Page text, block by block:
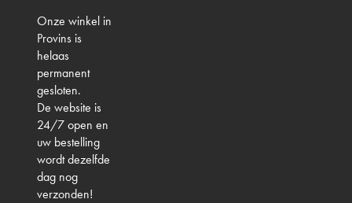
Onze winkel in
Provins is
helaas
permanent
gesloten.
De website is
24/7 open en
uw bestelling
wordt dezelfde
dag nog
verzonden!